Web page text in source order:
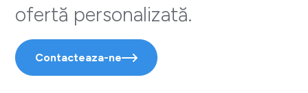
ofertă personalizată.
Contacteaza-ne